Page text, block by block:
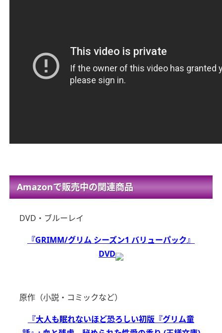
Amazonで販売中の関連商品
DVD・ブルーレイ
『GRIMM/グリム シーズン1 バリューパック』
DVD
原作（小説・コミックなど）
『大人も眠れないほど恐ろしい初版『グリム童